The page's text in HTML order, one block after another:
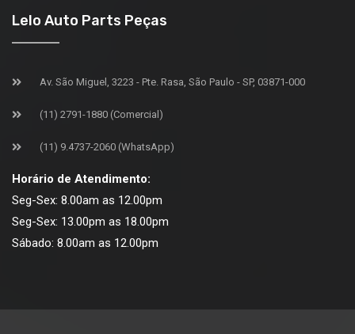
Lelo Auto Parts Peças
Av. São Miguel, 3223 - Pte. Rasa, São Paulo - SP, 03871-000
(11) 2791-1880 (Comercial)
(11) 9.4737-2060 (WhatsApp)
Horário de Atendimento:
Seg-Sex: 8.00am as 12.00pm
Seg-Sex: 13.00pm as 18.00pm
Sábado: 8.00am as 12.00pm